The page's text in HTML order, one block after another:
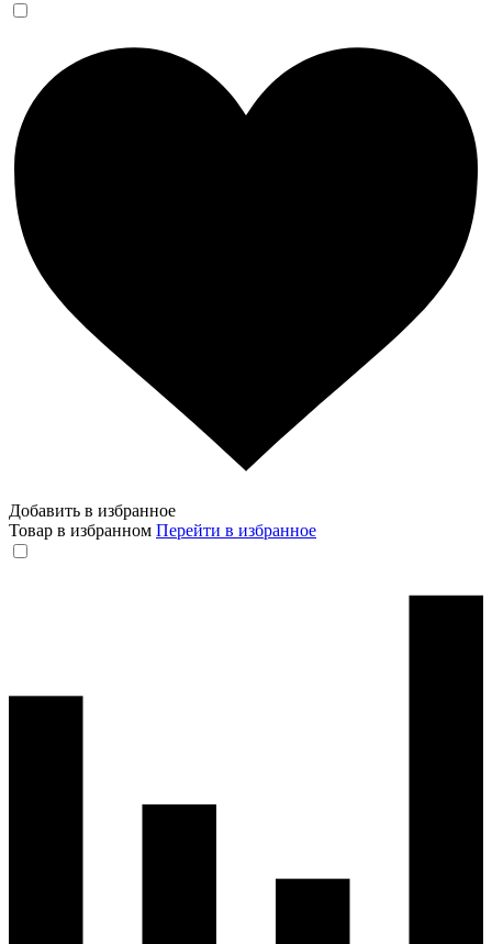
Добавить в избранное
Товар в избранном Перейти в избранное